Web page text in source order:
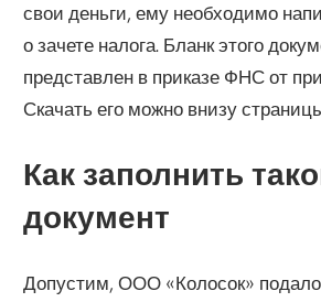
свои деньги, ему необходимо
о зачете налога. Бланк этого
представлен в приказе ФНС от
Скачать его можно внизу
Как заполнить
документ
Допустим, ООО «Колосок»